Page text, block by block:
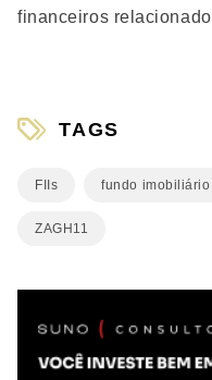
financeiros
TAGS
FIIs fundo imobiliário
ZAGH11